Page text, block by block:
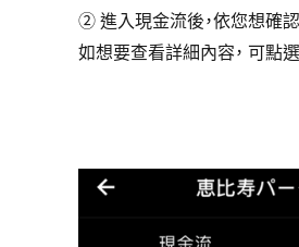
② 進入現金流後，依您想確
如想要查看詳細內容， 可點